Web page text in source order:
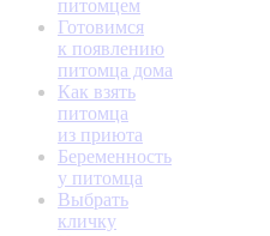
питомцем
Готовимся
к появлению
питомца дома
Как взять
питомца
из приюта
Беременность
у питомца
Выбрать
кличку